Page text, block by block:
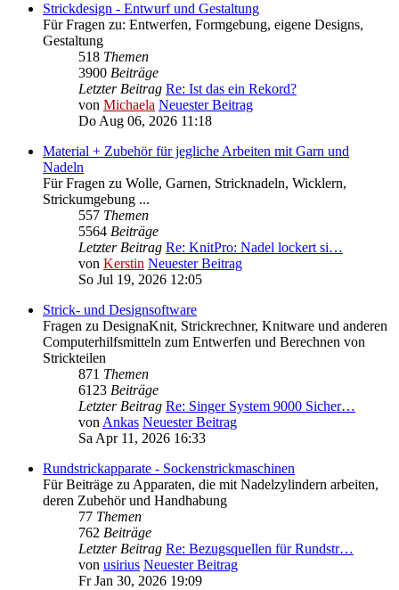
Strickdesign - Entwurf und Gestaltung
Für Fragen zu: Entwerfen, Formgebung, eigene Designs,
Gestaltung
518 Themen
3900 Beiträge
Letzter Beitrag Re: Ist das ein Rekord?
von Michaela Neuester Beitrag
Do Aug 06, 2026 11:18
Material + Zubehör für jegliche Arbeiten mit Garn und
Nadeln
Für Fragen zu Wolle, Garnen, Stricknadeln, Wicklern,
Strickumgebung ...
557 Themen
5564 Beiträge
Letzter Beitrag Re: KnitPro: Nadel lockert si…
von Kerstin Neuester Beitrag
So Jul 19, 2026 12:05
Strick- und Designsoftware
Fragen zu DesignaKnit, Strickrechner, Knitware und anderen
Computerhilfsmitteln zum Entwerfen und Berechnen von
Strickteilen
871 Themen
6123 Beiträge
Letzter Beitrag Re: Singer System 9000 Sicher…
vonAnkas Neuester Beitrag
Sa Apr 11, 2026 16:33
Rundstrickapparate - Sockenstrickmaschinen
Für Beiträge zu Apparaten, die mit Nadelzylindern arbeiten,
deren Zubehör und Handhabung
77 Themen
762 Beiträge
Letzter Beitrag Re: Bezugsquellen für Rundstr…
von usirius Neuester Beitrag
Fr Jan 30, 2026 19:09